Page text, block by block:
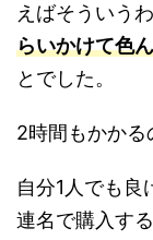
えばそういう
らいかけて色
とでした。
2時間もかかる
自分1人でも良
連名で購入す